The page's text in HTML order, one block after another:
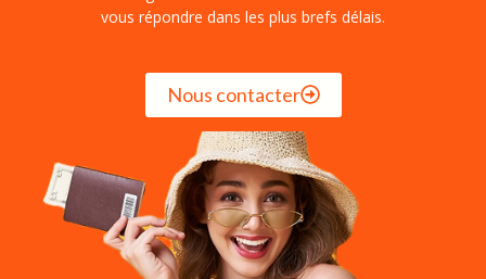
vous répondre dans les plus brefs délais.
Nous contacter